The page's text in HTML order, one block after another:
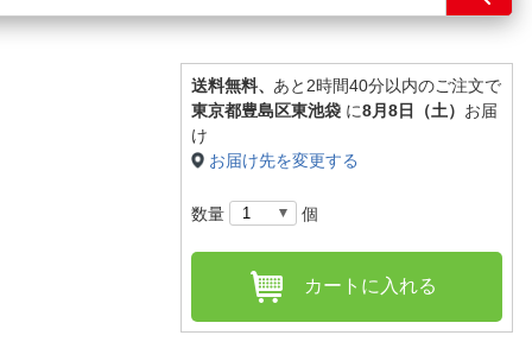
ト取り置き
送料無料、 あと2時間40分以内のご注文で
東京都豊島区東池袋 に8月8日（土） お届
け
お届け先を変更する
数量 個
カートに入れる